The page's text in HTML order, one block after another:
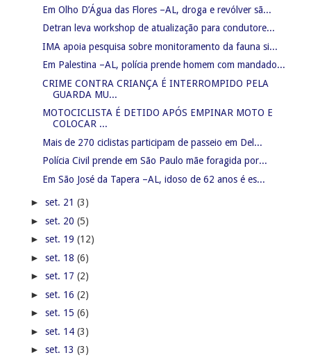
Em Olho D’Água das Flores –AL, droga e revólver sã...
Detran leva workshop de atualização para condutore...
IMA apoia pesquisa sobre monitoramento da fauna si...
Em Palestina –AL, polícia prende homem com mandado...
CRIME CONTRA CRIANÇA É INTERROMPIDO PELA
GUARDA MU...
MOTOCICLISTA É DETIDO APÓS EMPINAR MOTO E
COLOCAR ...
Mais de 270 ciclistas participam de passeio em Del...
Polícia Civil prende em São Paulo mãe foragida por...
Em São José da Tapera –AL, idoso de 62 anos é es...
► set. 21 (3)
► set. 20 (5)
► set. 19 (12)
► set. 18 (6)
► set. 17 (2)
► set. 16 (2)
► set. 15 (6)
► set. 14 (3)
► set. 13 (3)